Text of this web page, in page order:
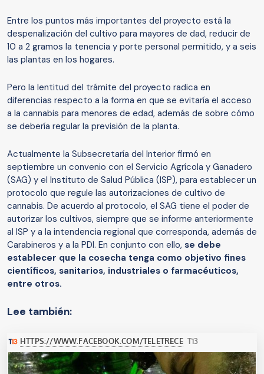
Entre los puntos más importantes del proyecto está la
despenalización del cultivo para mayores de dad, reducir de
10 a 2 gramos la tenencia y porte personal permitido, y a seis
las plantas en los hogares.
Pero la lentitud del trámite del proyecto radica en
diferencias respecto a la forma en que se evitaría el acceso
a la cannabis para menores de edad, además de sobre cómo
se debería regular la previsión de la planta.
Actualmente la Subsecretaría del Interior firmó en
septiembre un convenio con el Servicio Agrícola y Ganadero
(SAG) y el Instituto de Salud Pública (ISP), para establecer un
protocolo que regule las autorizaciones de cultivo de
cannabis. De acuerdo al protocolo, el SAG tiene el poder de
autorizar los cultivos, siempre que se informe anteriormente
al ISP y a la intendencia regional que corresponda, además de
Carabineros y a la PDI. En conjunto con ello, se debe
establecer que la cosecha tenga como objetivo fines
científicos, sanitarios, industriales o farmacéuticos,
entre otros.
Lee también: